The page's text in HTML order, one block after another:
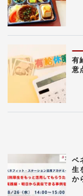
有
意
ベ
生
か